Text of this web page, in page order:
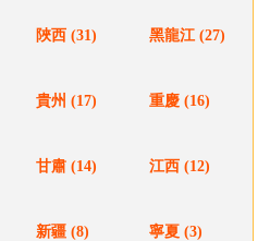
陜西 (31) 黑龍江 (27)
貴州 (17) 重慶 (16)
甘肅 (14) 江西 (12)
新疆 (8) 寧夏 (3)